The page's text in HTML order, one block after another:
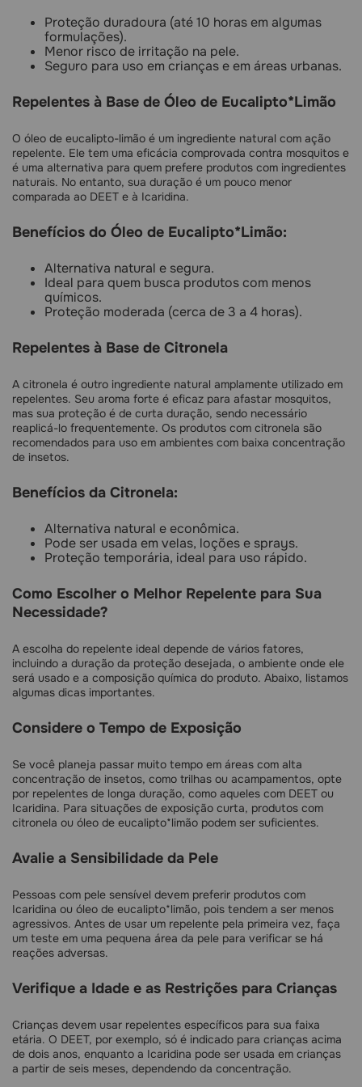
Proteção duradoura (até 10 horas em algumas
formulações).
Menor risco de irritação na pele.
Seguro para uso em crianças e em áreas urbanas.
Repelentes à Base de Óleo de Eucalipto*Limão
O óleo de eucalipto-limão é um ingrediente natural com ação
repelente. Ele tem uma eficácia comprovada contra mosquitos e
é uma alternativa para quem prefere produtos com ingredientes
naturais. No entanto, sua duração é um pouco menor
comparada ao DEET e à Icaridina.
Benefícios do Óleo de Eucalipto*Limão:
Alternativa natural e segura.
Ideal para quem busca produtos com menos
químicos.
Proteção moderada (cerca de 3 a 4 horas).
Repelentes à Base de Citronela
A citronela é outro ingrediente natural amplamente utilizado em
repelentes. Seu aroma forte é eficaz para afastar mosquitos,
mas sua proteção é de curta duração, sendo necessário
reaplicá-lo frequentemente. Os produtos com citronela são
recomendados para uso em ambientes com baixa concentração
de insetos.
Benefícios da Citronela:
Alternativa natural e econômica.
Pode ser usada em velas, loções e sprays.
Proteção temporária, ideal para uso rápido.
Como Escolher o Melhor Repelente para Sua
Necessidade?
A escolha do repelente ideal depende de vários fatores,
incluindo a duração da proteção desejada, o ambiente onde ele
será usado e a composição química do produto. Abaixo, listamos
algumas dicas importantes.
Considere o Tempo de Exposição
Se você planeja passar muito tempo em áreas com alta
concentração de insetos, como trilhas ou acampamentos, opte
por repelentes de longa duração, como aqueles com DEET ou
Icaridina. Para situações de exposição curta, produtos com
citronela ou óleo de eucalipto*limão podem ser suficientes.
Avalie a Sensibilidade da Pele
Pessoas com pele sensível devem preferir produtos com
Icaridina ou óleo de eucalipto*limão, pois tendem a ser menos
agressivos. Antes de usar um repelente pela primeira vez, faça
um teste em uma pequena área da pele para verificar se há
reações adversas.
Verifique a Idade e as Restrições para Crianças
Crianças devem usar repelentes específicos para sua faixa
etária. O DEET, por exemplo, só é indicado para crianças acima
de dois anos, enquanto a Icaridina pode ser usada em crianças
a partir de seis meses, dependendo da concentração.